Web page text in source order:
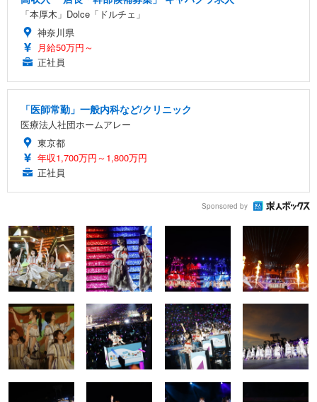
「本厚木」Dolce「ドルチェ」
神奈川県
月給50万円～
正社員
「医師常勤」一般内科など/クリニック
医療法人社団ホームアレー
東京都
年収1,700万円～1,800万円
正社員
Sponsored by